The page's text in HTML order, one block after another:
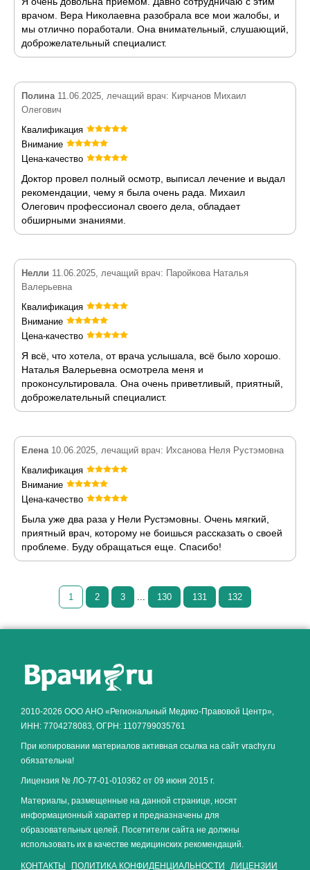
врачом. Вера Николаевна разобрала все мои жалобы, и
мы отлично поработали. Она внимательный, слушающий,
доброжелательный специалист.
Полина 11.06.2025, лечащий врач: Кирчанов Михаил
Олегович
Квалификация
Внимание
Цена-качество
Доктор провел полный осмотр, выписал лечение и выдал
рекомендации, чему я была очень рада. Михаил
Олегович профессионал своего дела, обладает
обширными знаниями.
Нелли 11.06.2025, лечащий врач: Паройкова Наталья
Валерьевна
Квалификация
Внимание
Цена-качество
Я всё, что хотела, от врача услышала, всё было хорошо.
Наталья Валерьевна осмотрела меня и
проконсультировала. Она очень приветливый, приятный,
доброжелательный специалист.
Елена 10.06.2025, лечащий врач: Ихсанова Неля Рустэмовна
Квалификация
Внимание
Цена-качество
Была уже два раза у Нели Рустэмовны. Очень мягкий,
приятный врач, которому не боишься рассказать о своей
проблеме. Буду обращаться еще. Спасибо!
1 2 3 130 131 132
2010-2026 ООО АНО «Региональный Медико-Правовой Центр»,
ИНН: 7704278083, ОГРН: 1107799035761
При копировании материалов активная ссылка на сайт vrachy.ru
обязательна!
Лицензия № ЛО-77-01-010362 от 09 июня 2015 г.
Материалы, размещенные на данной странице, носят
информационный характер и предназначены для
образовательных целей. Посетители сайта не должны
использовать их в качестве медицинских рекомендаций.
КОНТАКТЫ ПОЛИТИКА КОНФИДЕНЦИАЛЬНОСТИ
ЛИЦЕНЗИИ